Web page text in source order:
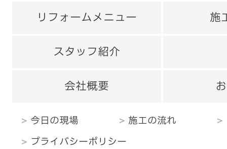
リフォームメニュー 施
スタッフ紹介
会社概要
今日の現場 施工の流れ
プライバシーポリシー